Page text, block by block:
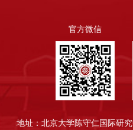
官方微信
地址：北京大学陈守仁国际研